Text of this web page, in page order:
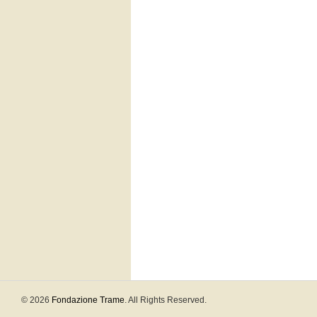
© 2026 Fondazione Trame. All Rights Reserved.